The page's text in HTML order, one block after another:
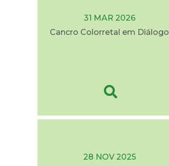
31 MAR 2026
Cancro Colorretal em Diálogo
28 NOV 2025